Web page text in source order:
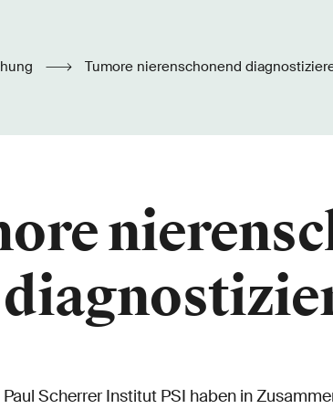
Tumore nierenschonend
Scherrer Institut PSI haben in